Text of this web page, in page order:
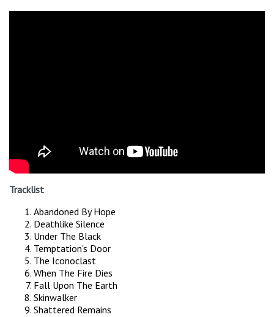
Tracklist
Abandoned By Hope
Deathlike Silence
Under The Black
Temptation's Door
The Iconoclast
When The Fire Dies
Fall Upon The Earth
Skinwalker
Shattered Remains